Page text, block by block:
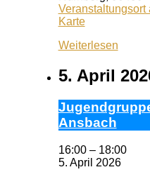
Veranstaltungsort
KartePizzeria
Weiterlesen
5. April
Ans­bach
16:00 – 18:00
5. April 2026